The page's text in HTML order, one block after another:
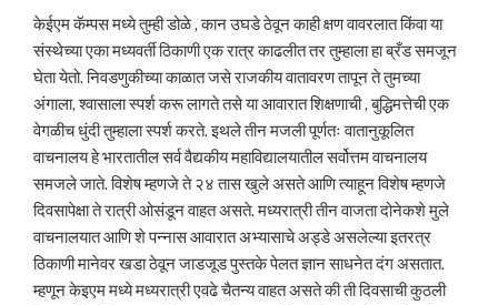
केईएम कॅम्पस मध्ये तुम्ही डोळे , कान उघडे ठेवून काही क्षण वावरलात किंवा या
संस्थेच्या एका मध्यवर्ती ठिकाणी एक रात्र काढलीत तर तुम्हाला हा ब्रँड समजून
घेता येतो. निवडणुकीच्या काळात जसे राजकीय वातावरण तापून ते तुमच्या
अंगाला, श्वासाला स्पर्श करू लागते तसे या आवारात शिक्षणाची , बुद्धिमत्तेची एक
वेगळीच धुंदी तुम्हाला स्पर्श करते. इथले तीन मजली पूर्णतः वातानुकूलित
वाचनालय हे भारतातील सर्व वैद्यकीय महाविद्यालयातील सर्वोत्तम वाचनालय
समजले जाते. विशेष म्हणजे ते २४ तास खुले असते आणि त्याहून विशेष म्हणजे
दिवसापेक्षा ते रात्री ओसंडून वाहत असते. मध्यरात्री तीन वाजता दोनेकशे मुले
वाचनालयात आणि शे पन्नास आवारात अभ्यासाचे अड्डे असलेल्या इतरत्र
ठिकाणी मानेवर खडा ठेवून जाडजूड पुस्तके पेलत ज्ञान साधनेत दंग असतात.
म्हणून केइएम मध्ये मध्यरात्री एवढे चैतन्य वाहत असते की ती दिवसाची कुठली